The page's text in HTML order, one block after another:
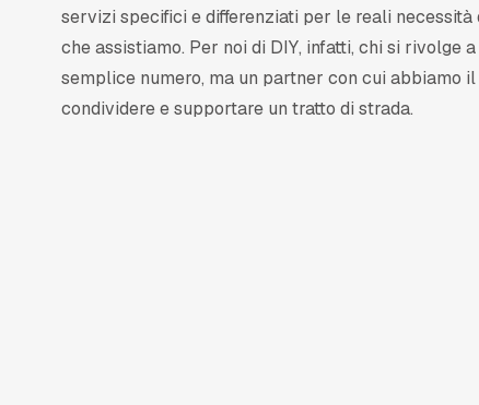
servizi specifici e differenziati per le reali necessità
che assistiamo. Per noi di DIY, infatti, chi si rivolge a
semplice numero, ma un partner con cui abbiamo
condividere e supportare un tratto di strada.